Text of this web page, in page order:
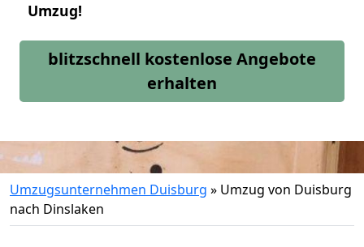
Umzug!
blitzschnell kostenlose Angebote
erhalten
Umzugsunternehmen Duisburg » Umzug von Duisburg
nach Dinslaken